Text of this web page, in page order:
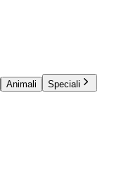
Animali
Speciali